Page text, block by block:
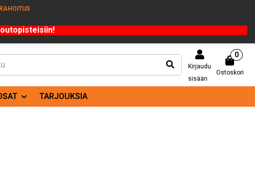
RAHOITUS
Kirjaudu
sisään
Ostoskori
0
TARJOUKSIA